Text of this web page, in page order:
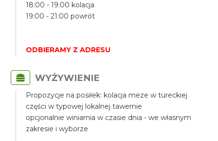
18:00 - 19:00 kolacja
19:00 - 21:00 powrót
ODBIERAMY Z ADRESU
WYŻYWIENIE
Propozycje na posiłek: kolacja meze w tureckiej
części w typowej lokalnej tawernie
opcjonalnie winiarnia w czasie dnia - we własnym
zakresie i wyborze